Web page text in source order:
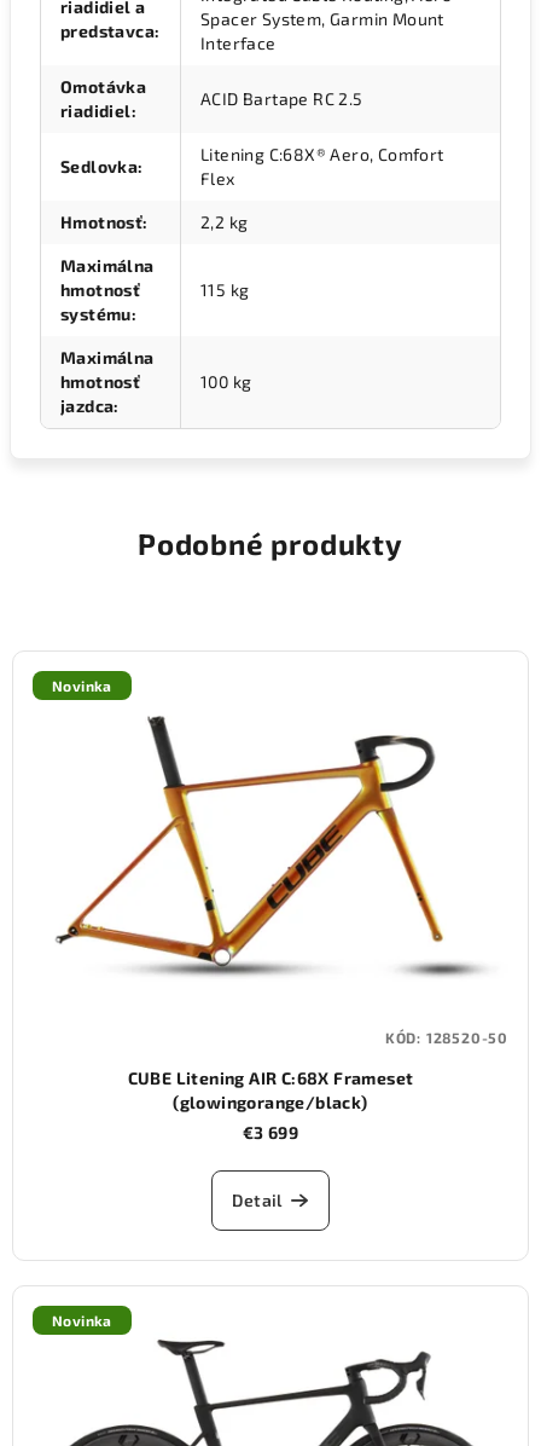
riadidiel a
predstavca:
Spacer System, Garmin Mount
Interface
Omotávka
riadidiel:
ACID Bartape RC 2.5
Sedlovka:
Litening C:68X® Aero, Comfort
Flex
Hmotnosť: 2,2 kg
Maximálna
hmotnosť
systému:
115 kg
Maximálna
hmotnosť
jazdca:
100 kg
Podobné produkty
Novinka
CUBE Litening AIR C:68X Frameset
(glowingorange/black)
€3 699
Detail
KÓD: 128520-50
Novinka